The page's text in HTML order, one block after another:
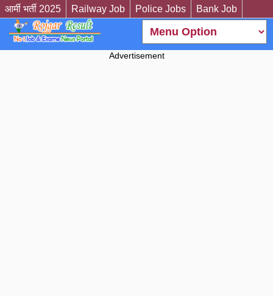
आर्मी भर्ती 2025 Railway Job Police Jobs Bank Job
Advertisement